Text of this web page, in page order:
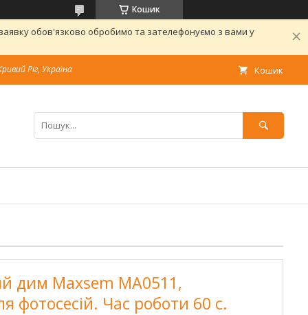
Кошик
обов'язково обробимо та зателефонуємо з вами у
Ріг, Україна Кошик
дим Maxsem MA0511,
фотосесій. Час роботи 60 с.